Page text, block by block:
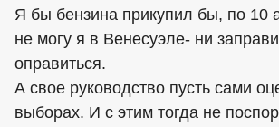
Я бы бензина прикупил бы, по 10
не могу я в Венесуэле- ни
оправиться.
А свое руководство пусть сами
выборах. И с этим тогда не